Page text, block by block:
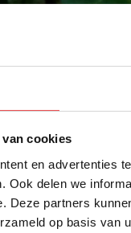
cookies
en advertenties
Ook delen we
Deze partners
op basis van